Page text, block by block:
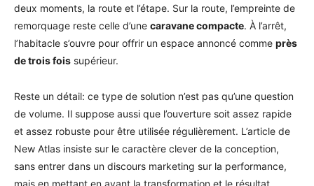
deux moments, la route et l’étape. Sur la route, l’empreinte de
remorquage reste celle d’une caravane compacte. À l’arrêt,
l’habitacle s’ouvre pour offrir un espace annoncé comme près
de trois fois supérieur.
Reste un détail: ce type de solution n’est pas qu’une question
de volume. Il suppose aussi que l’ouverture soit assez rapide
et assez robuste pour être utilisée régulièrement. L’article de
New Atlas insiste sur le caractère clever de la conception,
sans entrer dans un discours marketing sur la performance,